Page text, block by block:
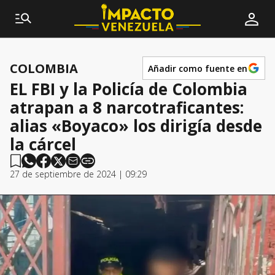
COLOMBIA Añadir como fuente en
EL FBI y la Policía de Colombia
atrapan a 8 narcotraficantes:
alias «Boyaco» los dirigía desde
la cárcel
27 de septiembre de 2024 | 09:29